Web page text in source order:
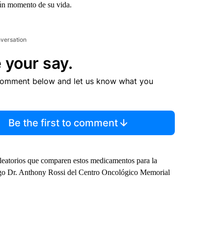
momento de su vida.
your say.
below and let us know what you
Be the first to comment
que comparen estos medicamentos para la
Dr. Anthony Rossi del Centro Oncológico Memorial